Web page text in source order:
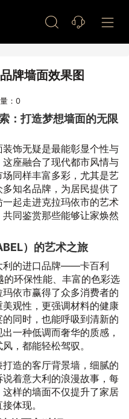
牌墙面效果图
： 0
：打造梦想墙面的无限
饰无疑是最能彰显个性与
座融合了现代都市风情与
同样丰富多彩，尤其是艺
知名品牌，为居民提供了
起走进克拉玛依市的艺术
同鉴赏那些能够让家焕然
）的艺术之旅
利的进口品牌——卡百利
的环保性能、丰富的色彩选
依市赢得了众多消费者的
观性，更强调材料的健康
同时，也能呼吸到清新的
一种低调而奢华的质感，
，都能轻松驾驭。
造的客厅背景墙，细腻的
着意大利的浪漫故事，每
样的墙面不仅提升了家居
体现。